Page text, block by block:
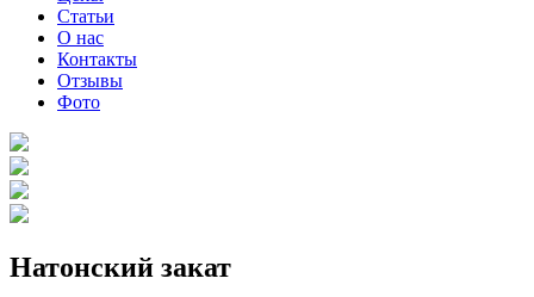
Статьи
О нас
Контакты
Отзывы
Фото
Натонский закат